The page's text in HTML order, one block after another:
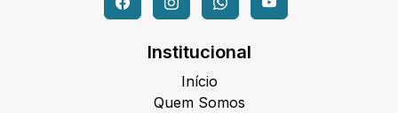
Institucional
Início
Quem Somos